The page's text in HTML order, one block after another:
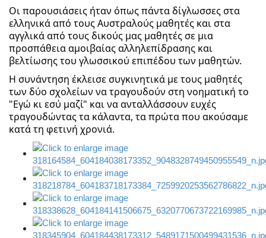
Οι παρουσιάσεις ήταν όπως πάντα δίγλωσσες στα
ελληνικά από τους Αυστραλούς μαθητές και στα
αγγλικά από τους δικούς μας μαθητές σε μια
προσπάθεια αμοιβαίας αλληλεπίδρασης και
βελτίωσης του γλωσσικού επιπέδου των μαθητών.
Η συνάντηση έκλεισε συγκινητικά με τους μαθητές
των δύο σχολείων να τραγουδούν στη νοηματική το
"Εγώ κι εσύ μαζί" και να ανταλλάσσουν ευχές
τραγουδώντας τα κάλαντα, τα πρώτα που ακούσαμε
κατά τη φετινή χρονιά.